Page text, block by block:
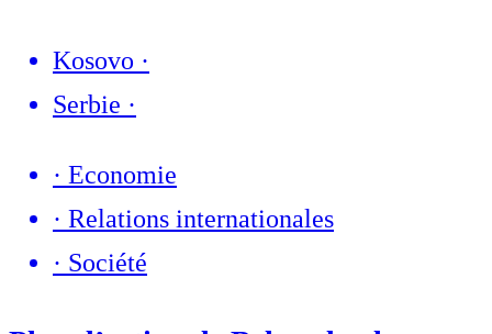
Kosovo ·
Serbie ·
· Economie
· Relations internationales
· Société